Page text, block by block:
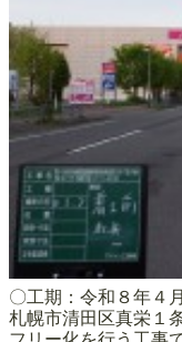
〇工期：令和８年４
札幌市清田区真栄１